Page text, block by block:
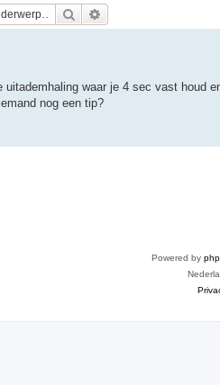
Zoek
waar je 4 sec vast houd
nog een tip?
Powered by